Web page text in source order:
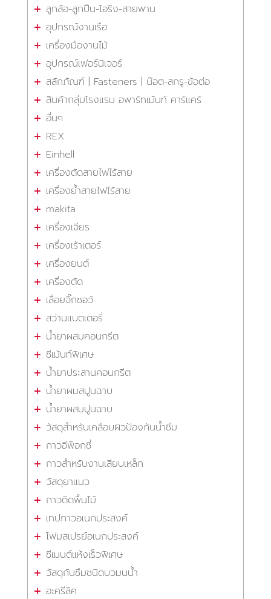
ลูกล้อ-ลูกปืน-โอริง-สายพาน
อุปกรณ์งานเรือ
เครื่องมืองานไม้
อุปกรณ์เฟอร์นิเจอร์
สลักภัณฑ์ | Fasteners | น๊อต-สกรู-ข้อต่อ
สินค้ากลุ่มโรงแรม อพาร์ทเม้นท์ คาร์แคร์
อื่นๆ
REX
Einhell
เครื่องตัดสายไฟไร้สาย
เครื่องย้ำสายไฟไร้สาย
makita
เครื่องเจียร
เครื่องเร้าเตอร์
เครื่องยนต์
เครื่องตัด
เลื่อยจิ๊กซอว์
สว่านแบตเตอรี่
น้ำยาผสมคอนกรีต
ซีเม้นท์พิเศษ
น้ำยาประสานคอนกรีต
น้ำยาผมสปูนฉาบ
น้ำยาผสมปูนฉาบ
วัสดุสำหรับเคลือบผิวป้องกันน้ำซึม
กาวอีพ๊อกซี่
กาวสำหรับงานเสียบเหล็ก
วัสดุยาแนว
กาวติดพื้นไม้
เทปกาวอเนกประสงค์
โฟมสเปรย์อเนกประสงค์
ซีเมนต์แห้งเร็วพิเศษ
วัสดุกันซึมชนิดบวมนน้ำ
อะครีลิค